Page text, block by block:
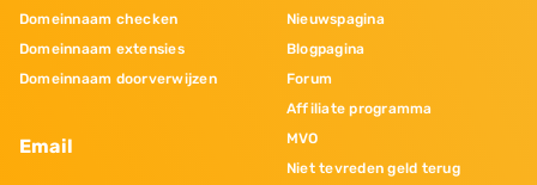
Domeinnaam checken
Domeinnaam extensies
Domeinnaam doorverwijzen
Email
Nieuwspagina
Blogpagina
Forum
Affiliate programma
MVO
Niet tevreden geld terug